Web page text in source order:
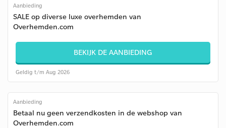
Aanbieding
SALE op diverse luxe overhemden van
Overhemden.com
BEKIJK DE AANBIEDING
Geldig t/m Aug 2026
Aanbieding
Betaal nu geen verzendkosten in de webshop van
Overhemden.com